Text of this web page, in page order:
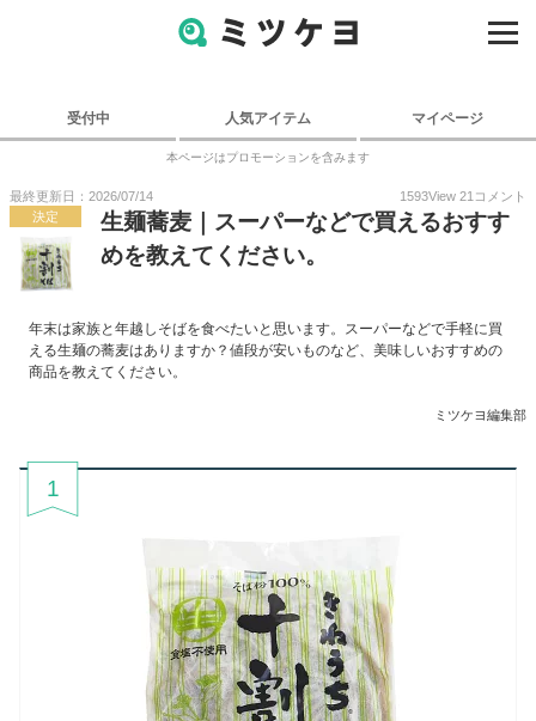
受付中 人気アイテム マイページ
本ページはプロモーションを含みます
最終更新日：2026/07/14 1593View 21 コメント
決定
生麺蕎麦｜スーパーなどで買えるおすす
めを教えてください。
年末は家族と年越しそばを食べたいと思います。スーパーなどで手軽に買
える生麺の蕎麦はありますか？値段が安いものなど、美味しいおすすめの
商品を教えてください。
ミツケヨ編集部
1